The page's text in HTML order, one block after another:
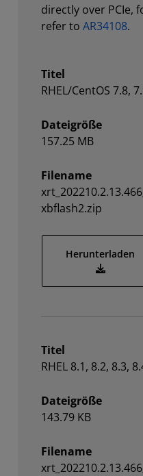
directly over PCIe,
refer to AR34108.
Titel
RHEL/CentOS 7.8,
Dateigröße
157.25 MB
Filename
xbflash2.zip
Herunterladen
Titel
RHEL 8.1, 8.2, 8.3,
Dateigröße
143.79 KB
Filename